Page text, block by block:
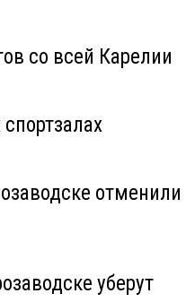
со всей Карелии
отменили
уберут